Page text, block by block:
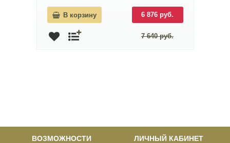
6 876 руб.
7 640 руб.
В корзину
ВОЗМОЖНОСТИ ЛИЧНЫЙ КАБИНЕТ